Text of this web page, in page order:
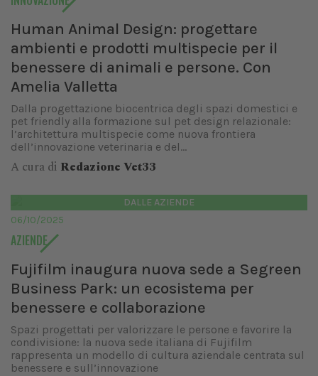
Human Animal Design: progettare
ambienti e prodotti multispecie per il
benessere di animali e persone. Con
Amelia Valletta
Dalla progettazione biocentrica degli spazi domestici e
pet friendly alla formazione sul pet design relazionale:
l’architettura multispecie come nuova frontiera
dell’innovazione veterinaria e del...
A cura di Redazione Vet33
DALLE AZIENDE
06/10/2025
AZIENDE
Fujifilm inaugura nuova sede a Segreen
Business Park: un ecosistema per
benessere e collaborazione
Spazi progettati per valorizzare le persone e favorire la
condivisione: la nuova sede italiana di Fujifilm
rappresenta un modello di cultura aziendale centrata sul
benessere e sull’innovazione